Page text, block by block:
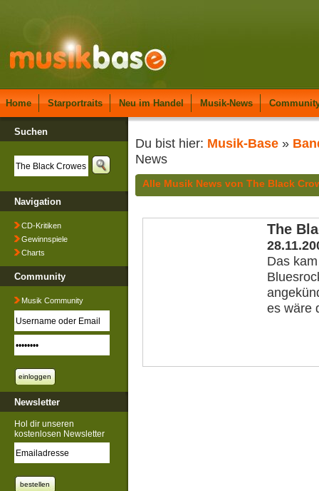
Home Starportraits Neu im Handel Musik-News
Suchen
Navigation
CD-Kritiken
Gewinnspiele
Charts
Community
Musik Community
Newsletter
Hol dir unseren
kostenlosen Newsletter
Du bist hier: Musik-Base »
News
Alle Musik News von The Black
The
Das
es wäre